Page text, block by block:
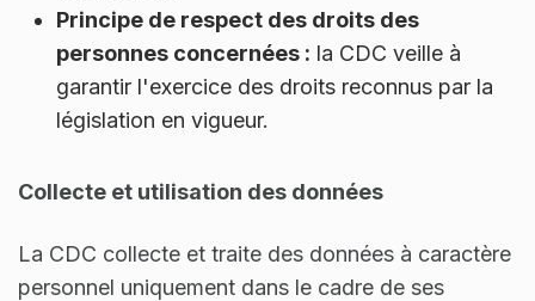
Principe de respect des droits des
personnes concernées : la CDC veille à
garantir l'exercice des droits reconnus par la
législation en vigueur.
Collecte et utilisation des données
La CDC collecte et traite des données à caractère
personnel uniquement dans le cadre de ses